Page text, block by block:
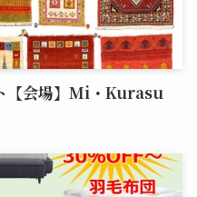
【会場】Mi・Kurasu